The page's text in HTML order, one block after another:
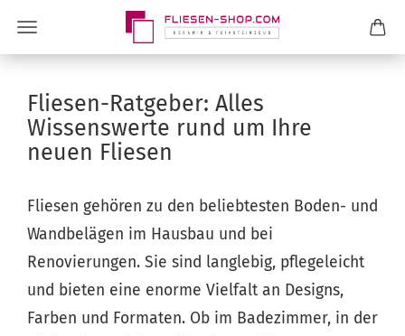
Fliesen-Ratgeber: Alles
Wissenswerte rund um Ihre
neuen Fliesen
Fliesen gehören zu den beliebtesten Boden- und
Wandbelägen im Hausbau und bei
Renovierungen. Sie sind langlebig, pflegeleicht
und bieten eine enorme Vielfalt an Designs,
Farben und Formaten. Ob im Badezimmer, in der